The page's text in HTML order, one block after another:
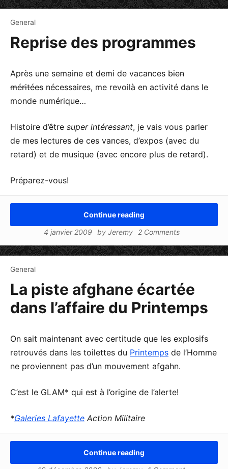
General
Reprise des programmes
Après une semaine et demi de vacances bien
méritées nécessaires, me revoilà en activité dans le
monde numérique…
Histoire d’être super intéressant, je vais vous parler
de mes lectures de ces vances, d’expos (avec du
retard) et de musique (avec encore plus de retard).
Préparez-vous!
Continue reading
4 janvier 2009
by Jeremy 2 Comments
General
La piste afghane écartée
dans l’affaire du Printemps
On sait maintenant avec certitude que les explosifs
retrouvés dans les toilettes du Printemps de l’Homme
ne proviennent pas d’un mouvement afgahn.
C’est le GLAM* qui est à l’origine de l’alerte!
*Galeries Lafayette Action Militaire
Continue reading